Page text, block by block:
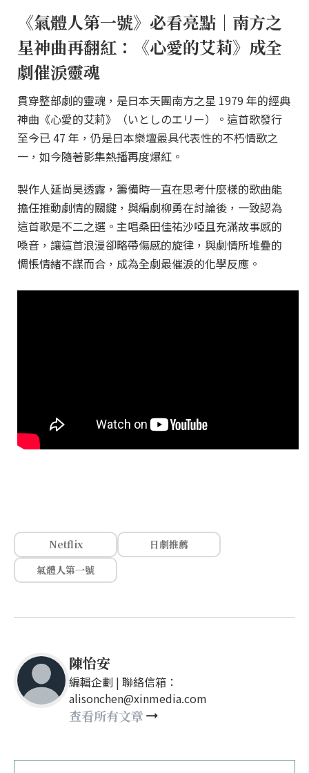
《氣體人第一號》必看亮點｜南方之
星神曲再翻紅：《心愛的艾莉》成全
劇催淚靈魂
貫穿整部劇的靈魂，是日本天團南方之星 1979 年的經典
神曲《心愛的艾莉》（いとしのエリー）。這首歌發行
至今已 47 年，仍是日本樂壇最具代表性的不朽情歌之
一，如今隨著影集熱播再度爆紅。
製作人延尚昊透露，籌備時一直在思考什麼樣的歌曲能
擔任推動劇情的關鍵，與編劇柳勇在討論後，一致認為
這首歌是不二之選。主唱桑田佳祐沙啞且充滿故事感的
嗓音，讓這首浪漫卻略帶傷感的旋律，與劇情所堆疊的
惆悵情緒不謀而合，成為全劇最催淚的化學反應。
Netflix
日劇推薦
氣體人第一號
陳怡安
編輯企劃 | 聯絡信箱：
alisonchen@xinmedia.com
查看所有文章